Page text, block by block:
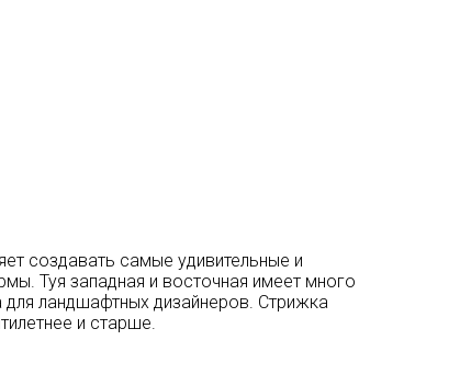
создавать самые удивительные и
Туя западная и восточная имеет много
ландшафтных дизайнеров. Стрижка
и старше.